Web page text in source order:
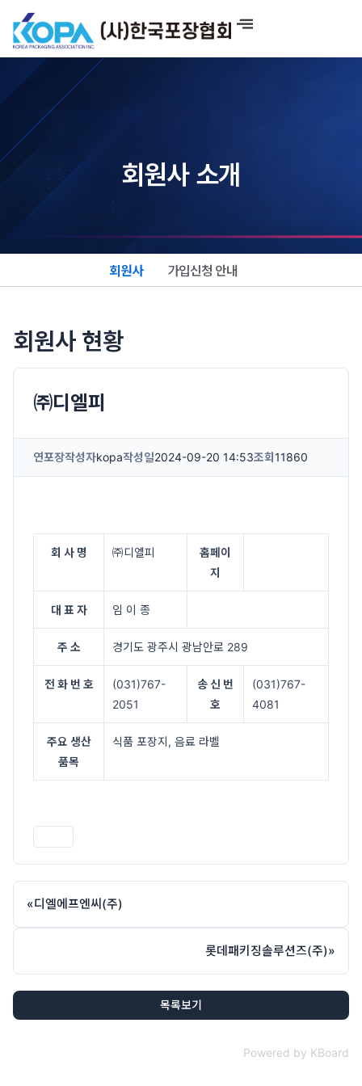
너
회원사 소개
회원사 가입신청 안내
회원사 현황
㈜디엘피
연포장작성자kopa작성일2024-09-20 14:53조회 11860
회 사 명 ㈜디엘피
홈페이
지
대 표 자 임 이 종
주 소 경기도 광주시 광남안로 289
전 화 번 호
(031)767-
2051
송 신 번
호
(031)767-
4081
주요 생산
품목
식품 포장지, 음료 라벨
«디엘에프엔씨(주)
롯데패키징솔루션즈(주)»
목록보기
Powered by KBoard